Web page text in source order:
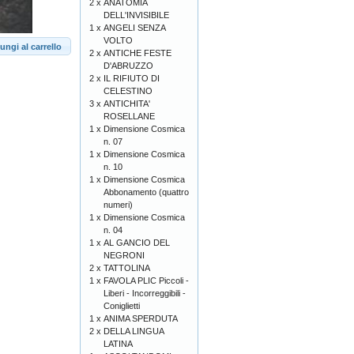
al carrello
2 x ANATOMIA
DELL'INVISIBILE
1 x ANGELI SENZA
VOLTO
2 x ANTICHE FESTE
D'ABRUZZO
2 x IL RIFIUTO DI
CELESTINO
3 x ANTICHITA'
ROSELLANE
1 x Dimensione Cosmica
n. 07
1 x Dimensione Cosmica
n. 10
1 x Dimensione Cosmica
Abbonamento (quattro
numeri)
1 x Dimensione Cosmica
n. 04
1 x AL GANCIO DEL
NEGRONI
2 x TATTOLINA
1 x FAVOLA PLIC Piccoli -
Liberi - Incorreggibili -
Coniglietti
1 x ANIMA SPERDUTA
2 x DELLA LINGUA
LATINA